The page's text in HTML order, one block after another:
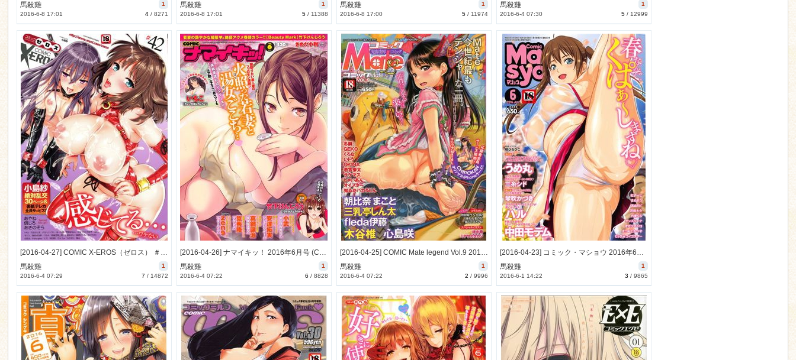
1
馬殺雞
4 /8271
2016-6-8 17:01
1
馬殺雞
5 / 11388
2016-6-8 17:01
1
馬殺雞
5 / 11974
2016-6-8 17:00
1
馬殺雞
5 / 12999
2016-6-4 07:30
[2016-04-27] COMIC X-EROS（ゼロス） ＃42 COMIC快楽天 2016年6月号増刊 (COMIC X-EROS ＃42 2016-6)
1
馬殺雞
7 / 14872
2016-6-4 07:29
[2016-04-26] ナマイキッ！ 2016年6月号 (COMIC Namaiki! 2016-6)
1
馬殺雞
6 /8828
2016-6-4 07:22
[2016-04-25] COMIC Mate legend Vol.9 2016年6月号 (COMIC Mate legend vol.9 2016-6)
1
馬殺雞
2 /9996
2016-6-4 07:22
[2016-04-23] コミック・マショウ 2016年6月号 (COMIC Masyo 2016-6)
1
馬殺雞
3 /9865
2016-6-1 14:22